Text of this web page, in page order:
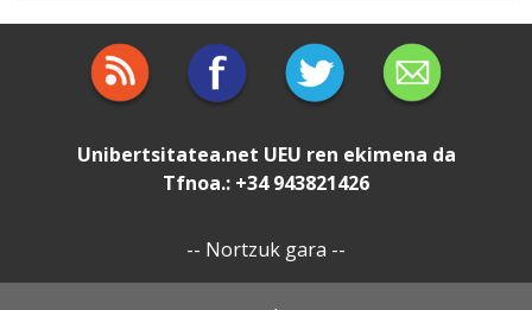
Unibertsitatea.net UEU ren ekimena da
Tfnoa.: +34 943821426
-- Nortzuk gara --